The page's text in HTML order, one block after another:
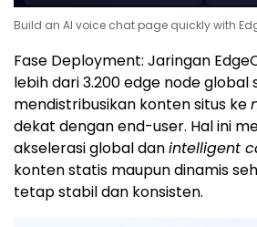
Build an AI voice chat page quickly with
Fase Deployment: Jaringan
lebih dari 3.200 edge node
mendistribusikan konten situs ke
dekat dengan end-user. Hal ini
akselerasi global danintelligent
konten statis maupun dinamis
tetap stabil dan konsisten.